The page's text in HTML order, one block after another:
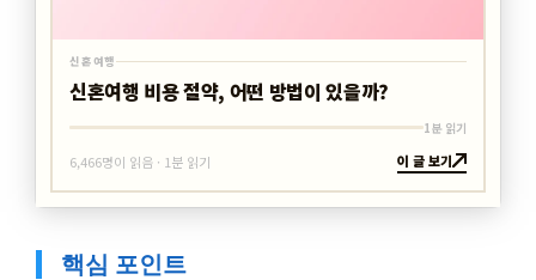
신혼여행
신혼여행 비용 절약, 어떤 방법이 있을까?
1분 읽기
6,466명이 읽음 · 1분 읽기 이 글 보기
핵심 포인트